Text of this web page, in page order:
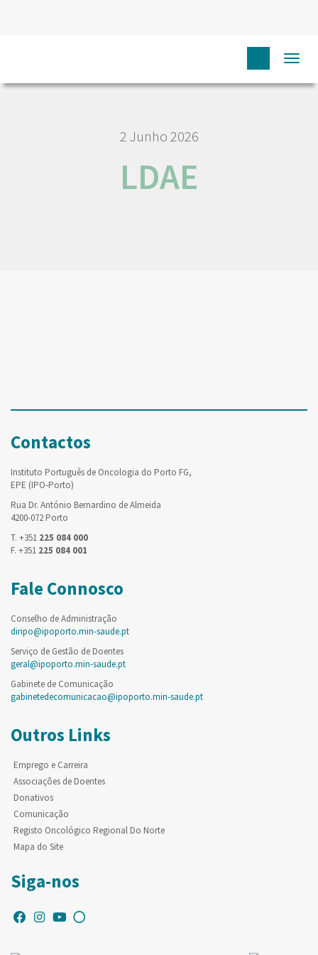
2 Junho 2026
LDAE
Contactos
Instituto Português de Oncologia do Porto FG,
EPE (IPO-Porto)
Rua Dr. António Bernardino de Almeida
4200-072 Porto
T. +351 225 084 000
F. +351 225 084 001
Fale Connosco
Conselho de Administração
diripo@ipoporto.min-saude.pt
Serviço de Gestão de Doentes
geral@ipoporto.min-saude.pt
Gabinete de Comunicação
gabinetedecomunicacao@ipoporto.min-saude.pt
Outros Links
Emprego e Carreira
Associações de Doentes
Donativos
Comunicação
Registo Oncológico Regional Do Norte
Mapa do Site
Siga-nos